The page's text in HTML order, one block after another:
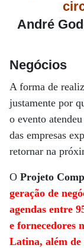
André
Negócios
A forma de
justamente por
o evento
das empresas
retornar na
O Projeto
geração de
agendas entre
e fornecedores
Latina, além de